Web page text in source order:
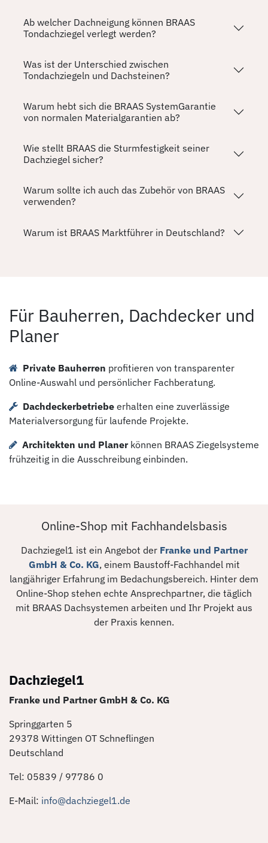
Ab welcher Dachneigung können BRAAS
Tondachziegel verlegt werden?
Was ist der Unterschied zwischen
Tondachziegeln und Dachsteinen?
Warum hebt sich die BRAAS SystemGarantie
von normalen Materialgarantien ab?
Wie stellt BRAAS die Sturmfestigkeit seiner
Dachziegel sicher?
Warum sollte ich auch das Zubehör von BRAAS
verwenden?
Warum ist BRAAS Marktführer in Deutschland?
Für Bauherren, Dachdecker und
Planer
Private Bauherren profitieren von transparenter
Online-Auswahl und persönlicher Fachberatung.
Dachdeckerbetriebe erhalten eine zuverlässige
Materialversorgung für laufende Projekte.
Architekten und Planerkönnen BRAAS Ziegelsysteme
frühzeitig in die Ausschreibung einbinden.
Online-Shop mit Fachhandelsbasis
Dachziegel1 ist ein Angebot der Franke und Partner
GmbH & Co. KG, einem Baustoff-Fachhandel mit
langjähriger Erfahrung im Bedachungsbereich. Hinter dem
Online-Shop stehen echte Ansprechpartner, die täglich
mit BRAAS Dachsystemen arbeiten und Ihr Projekt aus
der Praxis kennen.
Dachziegel1
Franke und Partner GmbH & Co. KG
Springgarten 5
29378 Wittingen OT Schneflingen
Deutschland
Tel: 05839 / 97786 0
E-Mail: info@dachziegel1.de